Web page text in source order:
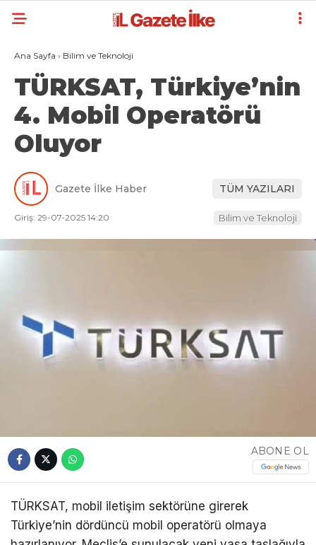
Ana Sayfa › Bilim ve Teknoloji
TÜRKSAT, Türkiye’nin
4. Mobil Operatörü
Oluyor
Gazete İlke Haber TÜM YAZILARI
Giriş: 29-07-2025 14:20 Bilim ve Teknoloji
ABONE OL
TÜRKSAT, mobil iletişim sektörüne girerek
Türkiye’nin dördüncü mobil operatörü olmaya